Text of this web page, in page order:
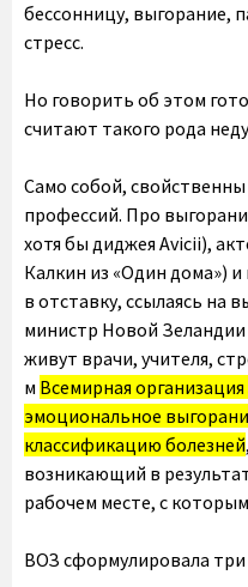
бессонницу, выгорание,
стресс.
Но говорить об этом
считают такого рода
Само собой,
профессий. Про
хотя бы диджея Avicii),
Калкин из «Один дома»)
в отставку, ссылаясь на
министр Новой
живут врачи, учителя,
м Всемирная
эмоциональное
классификацию болезней
возникающий в
рабочем месте, с
ВОЗ сформулировала три